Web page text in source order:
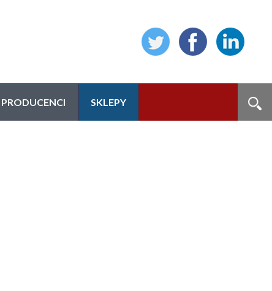
PRODUCENCI SKLEPY